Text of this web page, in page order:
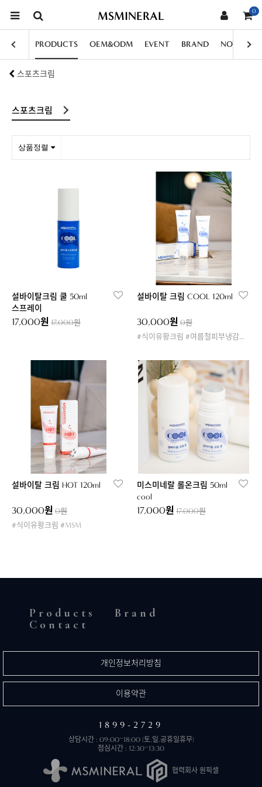
MSMINERAL 0
PRODUCTS OEM&ODM EVENT BRAND NOTICE
스포츠크림
스포츠크림
상품정렬
설바이탈크림 쿨 50ml
스프레이
17,000원 17,000원
설바이탈 크림 COOL 120ml
30,000원 0원
#식이유황크림 #여름철피부냉감크림
설바이탈 크림 HOT 120ml
30,000원 0원
#식이유황크림 #MSM
미스미네랄 롤온크림 50ml
cool
17,000원 17,000원
Products
Brand
Contact
개인정보처리방침
이용약관
1899-2729
상담시간 : 09:00~18:00 (토,일,공휴일휴무)
점심시간 : 12:30~13:30
협력회사 원픽셀